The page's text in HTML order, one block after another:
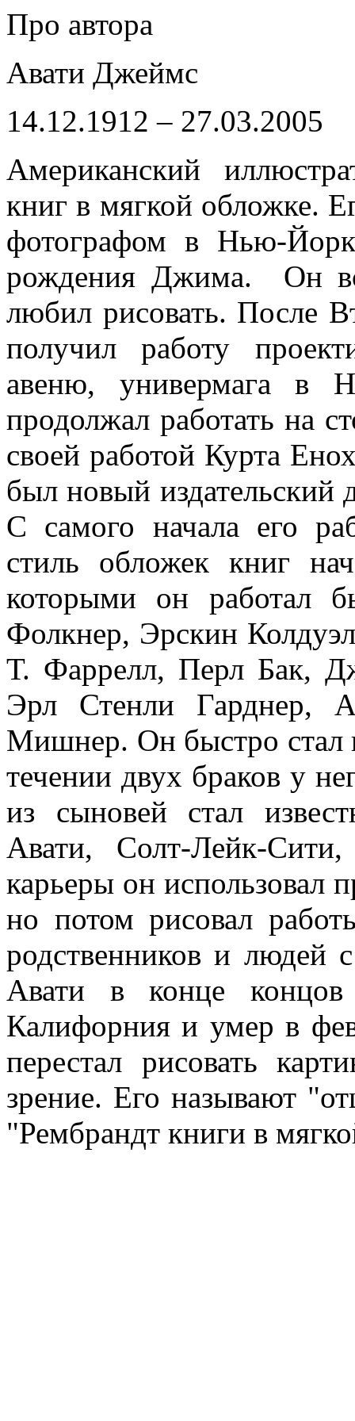
Про автора
Авати Джеймс
14.12.1912 – 27.03.2005
Американский
книг в мягкой обложке.
фотографом в Нью-
рождения Джима. Он
любил рисовать. После
получил работу
авеню, универмага в
продолжал работать на
своей работой Курта
был новый издательский
С самого начала его
стиль обложек книг
которыми он работал
Фолкнер, Эрскин
Т. Фаррелл, Перл Бак,
Эрл Стенли Гарднер,
Мишнер. Он быстро стал
течении двух браков у
из сыновей стал
Авати, Солт-Лейк-
карьеры он использовал
но потом рисовал
родственников и
Авати в конце
Калифорния и умер в
перестал рисовать
зрение. Его называют
"Рембрандт книги в